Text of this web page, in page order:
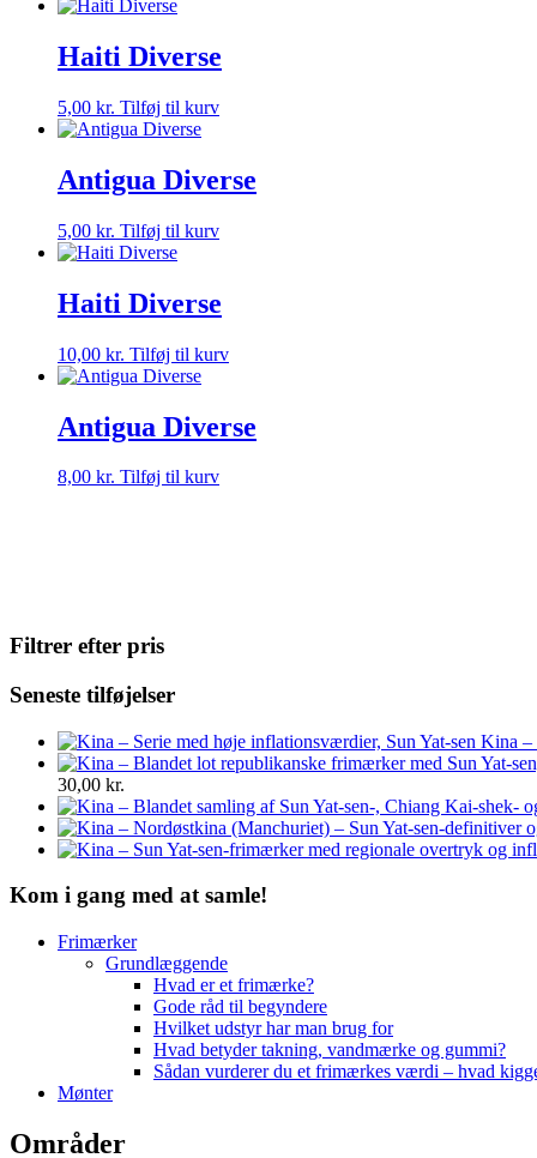
Haiti Diverse
5,00 kr. Tilføj til kurv
Antigua Diverse
5,00 kr. Tilføj til kurv
Haiti Diverse
10,00 kr. Tilføj til kurv
Antigua Diverse
8,00 kr. Tilføj til kurv
Filtrer efter pris
Seneste tilføjelser
Kina –
30,00 kr.
Kom i gang med at samle!
Frimærker
Grundlæggende
Hvad er et frimærke?
Gode råd til begyndere
Hvilket udstyr har man brug for
Hvad betyder takning, vandmærke og gummi?
Sådan vurderer du et frimærkes værdi – hvad
Mønter
Områder